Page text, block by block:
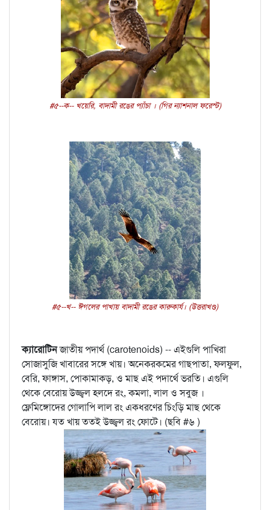
#৫--ক-- খয়েরি, বাদামী রঙের প্যাঁচা । (গির ন্যাশনাল ফরেস্ট)
#৫--খ-- ঈগলের পাখায় বাদামী রঙের কারুকার্য। (উত্তরাখণ্ড)
ক্যারোটিনজাতীয় পদার্থ (carotenoids) -- এইগুলি পাখিরা
সোজাসুজি খাবারের সঙ্গে খায়। অনেকরকমের গাছপাতা, ফলফুল,
বেরি, ফাঙ্গাস, পোকামাকড়, ও মাছ এই পদার্থে ভরতি। এগুলি
থেকে বেরোয় উজ্জ্বল হলদে রং, কমলা, লাল ও সবুজ ।
ফ্লেমিঙ্গোদের গোলাপি লাল রং একধরণের চিংড়ি মাছ থেকে
বেরোয়। যত খায় ততই উজ্জ্বল রং ফোটে। (ছবি #৬ )